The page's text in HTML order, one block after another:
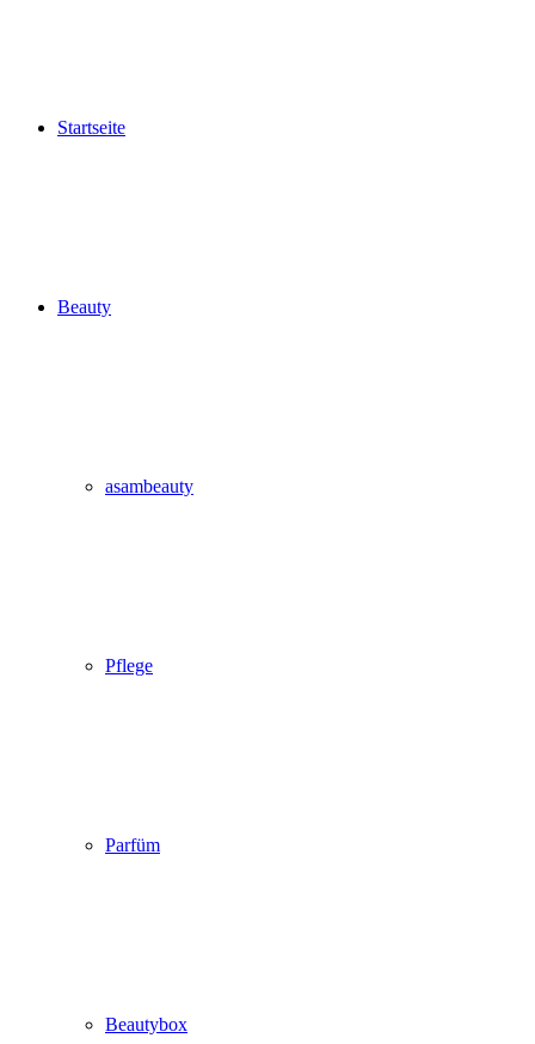
Startseite
Beauty
asambeauty
Pflege
Parfüm
Beautybox